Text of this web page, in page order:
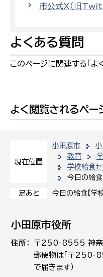
現在位置
小田原市
教育
学校給食
今日の給食
足あと 今日の給食【学
市公式X（旧
よくある質問
このページに関連する「よ
よく閲覧されるペー
小田原市役所
住所
〒250-8555 神奈
郵便物は「〒250-
で届きます）